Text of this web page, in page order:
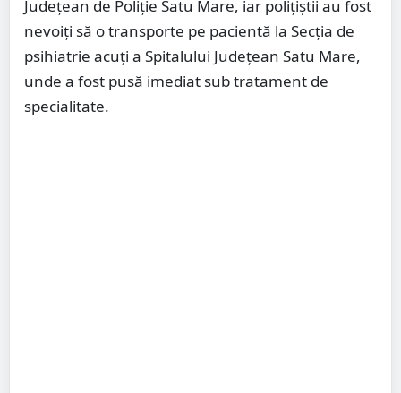
Județean de Poliție Satu Mare, iar polițiștii au fost
nevoiți să o transporte pe pacientă la Secția de
psihiatrie acuți a Spitalului Județean Satu Mare,
unde a fost pusă imediat sub tratament de
specialitate.